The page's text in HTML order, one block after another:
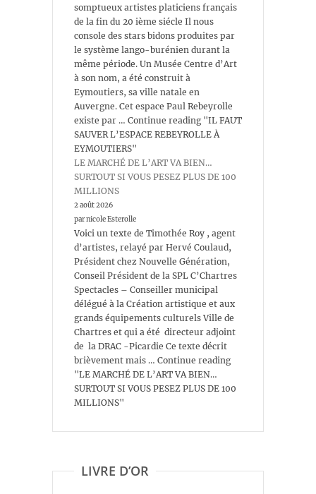
somptueux artistes platiciens français
de la fin du 20 ième siécle Il nous
console des stars bidons produites par
le système lango-burénien durant la
même période. Un Musée Centre d’Art
à son nom, a été construit à
Eymoutiers, sa ville natale en
Auvergne. Cet espace Paul Rebeyrolle
existe par … Continue reading "IL FAUT
SAUVER L’ESPACE REBEYROLLE À
EYMOUTIERS"
LE MARCHÉ DE L’ART VA BIEN…
SURTOUT SI VOUS PESEZ PLUS DE 100
MILLIONS
2 août 2026
par nicole Esterolle
Voici un texte de Timothée Roy , agent
d’artistes, relayé par Hervé Coulaud,
Président chez Nouvelle Génération,
Conseil Président de la SPL C’Chartres
Spectacles – Conseiller municipal
délégué à la Création artistique et aux
grands équipements culturels Ville de
Chartres et qui a été directeur adjoint
de la DRAC -Picardie Ce texte décrit
brièvement mais … Continue reading
"LE MARCHÉ DE L’ART VA BIEN…
SURTOUT SI VOUS PESEZ PLUS DE 100
MILLIONS"
LIVRE D’OR